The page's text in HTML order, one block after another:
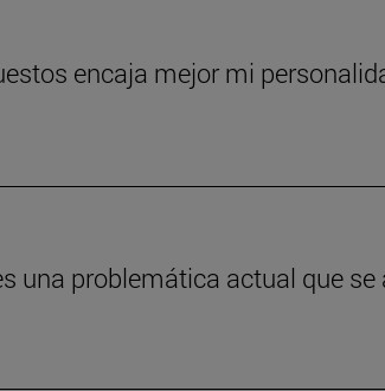
encaja mejor mi
una problemática actual que